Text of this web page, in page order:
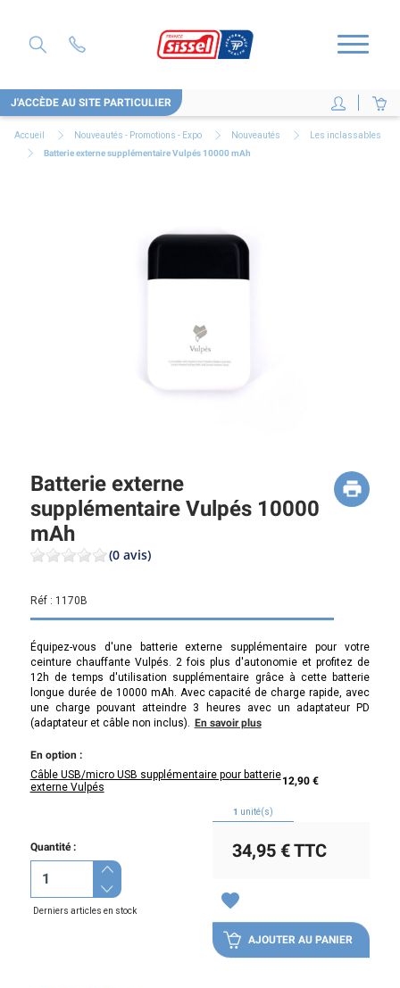
J'ACCÈDE AU SITE PARTICULIER
Accueil Nouveautés - Promotions - Expo Nouveautés
Les inclassables
Batterie externe supplémentaire Vulpés 10000 mAh
Batterie externe
supplémentaire Vulpés 10000
mAh
(0 avis)
Réf : 1170B
Équipez-vous d'une batterie externe supplémentaire pour votre
ceinture chauffante Vulpés. 2 fois plus d'autonomie et profitez de
12h de temps d'utilisation supplémentaire grâce à cette batterie
longue durée de 10000 mAh.
Avec capacité de charge rapide, avec
une charge pouvant atteindre 3 heures avec un adaptateur PD
(adaptateur et câble non inclus).
En savoir plus
En option :
Câble USB/micro USB supplémentaire pour batterie
externe Vulpés
12,90 €
Quantité :
Derniers articles en stock
1 unité(s)
34,95 €TTC
favorite
AJOUTER AU PANIER